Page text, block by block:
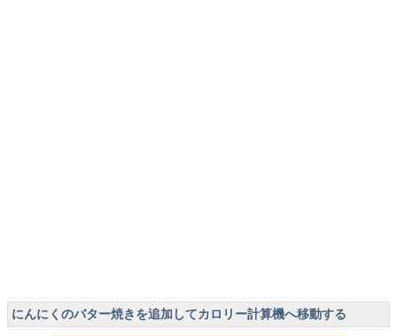
にんにくのバター焼きを追加してカロリー計算機へ移動する